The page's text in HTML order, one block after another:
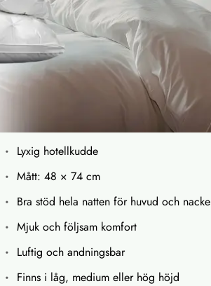
Lyxig hotellkudde
Mått: 48 × 74 cm
Bra stöd hela natten för huvud och nacke
Mjuk och följsam komfort
Luftig och andningsbar
Finns i låg, medium eller hög höjd